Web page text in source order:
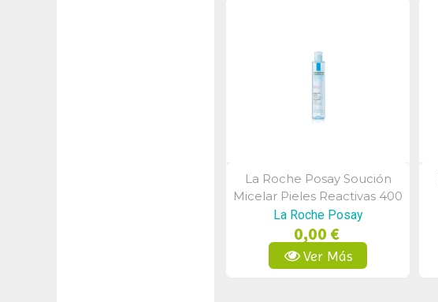
Vista Rápida
La Roche Posay Soución
Micelar Pieles Reactivas 400
Ml
La Roche Posay
0,00 €
Ver Más